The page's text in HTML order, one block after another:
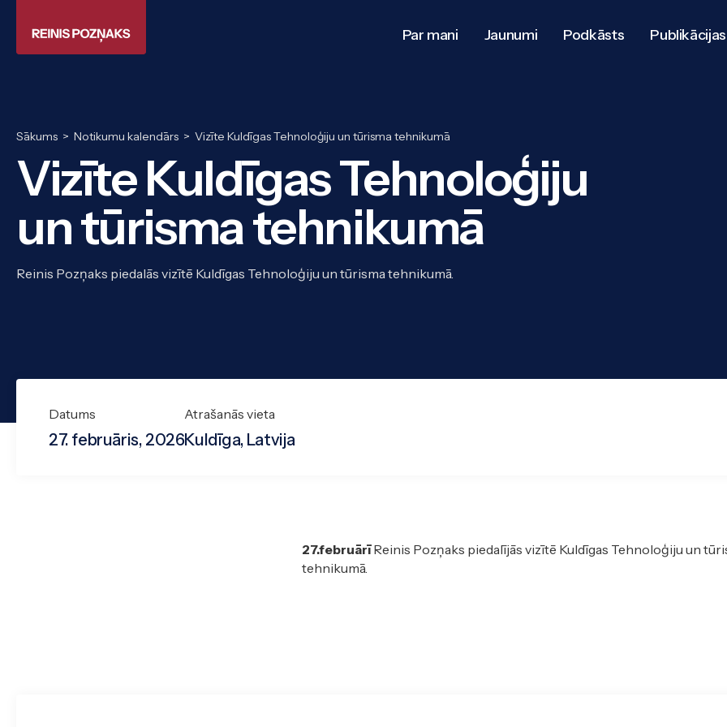
Par mani Jaunumi Podkāsts Publikācijas
Sākums > Notikumu kalendārs > Vizīte Kuldīgas Tehnoloģiju un tūrisma tehnikumā
Vizīte Kuldīgas Tehnoloģiju
un tūrisma tehnikumā
Reinis Pozņaks piedalās vizītē Kuldīgas Tehnoloģiju un tūrisma tehnikumā.
Datums
27. februāris, 2026
Atrašanās vieta
Kuldīga, Latvija
27.februārīReinis Pozņaks piedalījās vizītē Kuldīgas Tehnoloģiju un
tehnikumā.